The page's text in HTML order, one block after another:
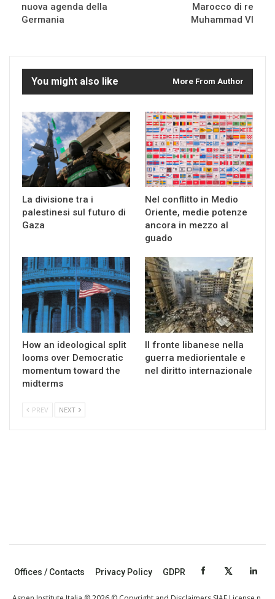
nuova agenda della
Germania
Marocco di re
Muhammad VI
You might also like More From Author
La divisione tra i
palestinesi sul futuro di
Gaza
Nel conflitto in Medio
Oriente, medie potenze
ancora in mezzo al
guado
How an ideological split
looms over Democratic
momentum toward the
midterms
Il fronte libanese nella
guerra mediorientale e
nel diritto internazionale
PREV NEXT
Offices / Contacts Privacy Policy GDPR